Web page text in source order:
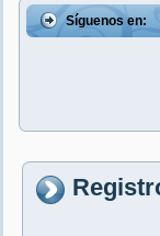
Síguenos en: